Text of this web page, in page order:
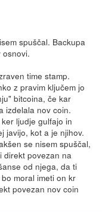
spuščal. Backupa
time stamp.
z pravim ključem jo
bitcoina, če kar
izdelala nov coin.
ljudje gulfajo in
javijo, kot a je njihov.
se nisem spuščal,
direkt povezan na
od njega, da ti
moral imeti on kr
povezan nov coin